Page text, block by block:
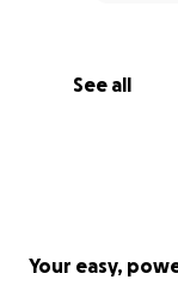
See all
Your easy,